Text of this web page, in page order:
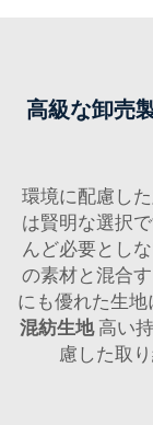
高級な卸売
環境に配慮し
は賢明な選択
んど必要とし
の素材と混合
にも優れた生
混紡生地 高い
慮した取